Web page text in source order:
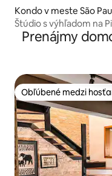
Kondo v meste São
Štúdio s výhľadom na
Prenájmy
Obľúbené medzi
Obľúbené medzi